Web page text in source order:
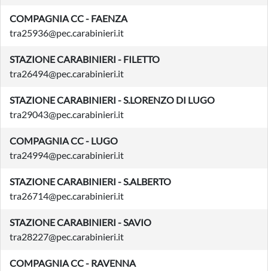
COMPAGNIA CC - FAENZA
tra25936@pec.carabinieri.it
STAZIONE CARABINIERI - FILETTO
tra26494@pec.carabinieri.it
STAZIONE CARABINIERI - S.LORENZO DI LUGO
tra29043@pec.carabinieri.it
COMPAGNIA CC - LUGO
tra24994@pec.carabinieri.it
STAZIONE CARABINIERI - S.ALBERTO
tra26714@pec.carabinieri.it
STAZIONE CARABINIERI - SAVIO
tra28227@pec.carabinieri.it
COMPAGNIA CC - RAVENNA